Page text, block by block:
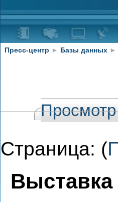
Пресс-центр ► Базы данных ►
Просмотр
Страница: (